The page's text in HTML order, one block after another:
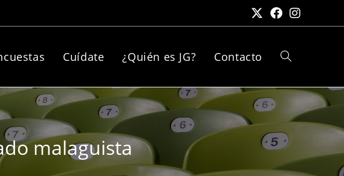
Cuídate ¿Quién es JG? Contacto
malaguista